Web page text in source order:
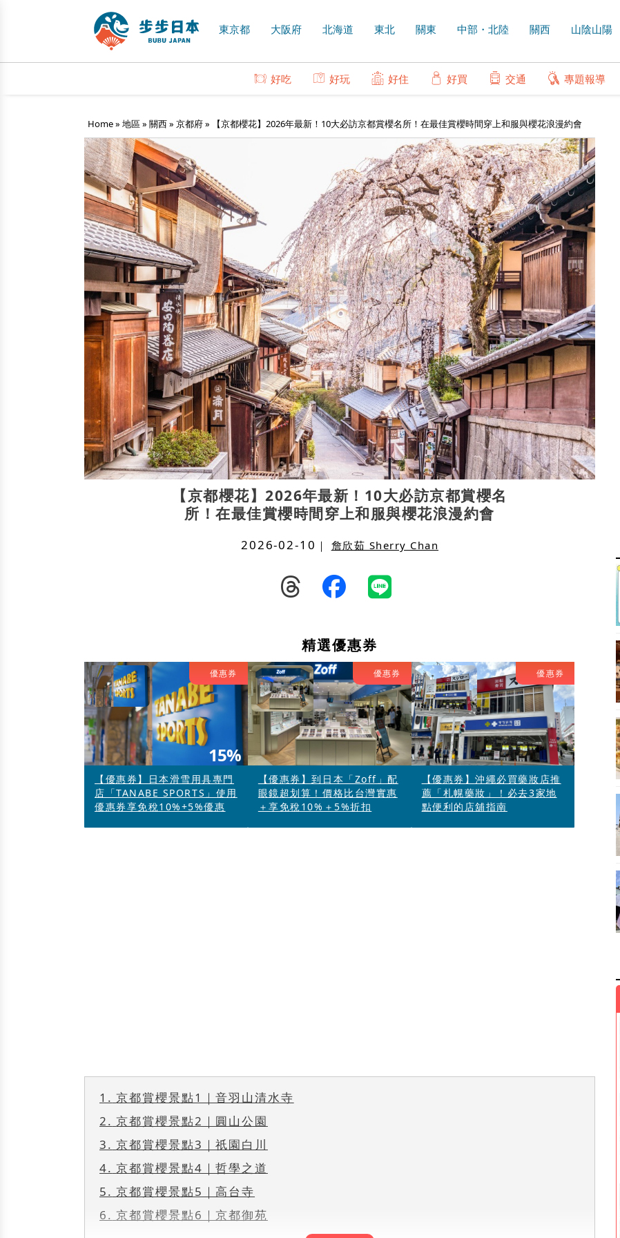
東京都 大阪府 北海道 東北 關東 中部・北陸 關西 山陰山陽
好吃 好玩 好住 好買 交通 專題報導
Home» 地區» 關西» 京都府» 【京都櫻花】2026年最新！10大必訪京都賞櫻名所！在最佳賞櫻時間穿上和服與櫻花浪漫約會
【京都櫻花】2026年最新！10大必訪京都賞櫻名
所！在最佳賞櫻時間穿上和服與櫻花浪漫約會
2026-02-10 ｜ 詹欣茹 Sherry Chan
精選優惠券
15%
優惠券
【優惠券】日本滑雪用具專門
店「TANABE SPORTS」使用
優惠券享免稅10%+5%優惠
優惠券
【優惠券】到日本「Zoff」配
眼鏡超划算！價格比台灣實惠
＋享免稅10%＋5%折扣
優惠券
【優惠券】沖繩必買藥妝店推
薦「札幌藥妝」！必去3家地
點便利的店舖指南
1. 京都賞櫻景點1｜音羽山清水寺
2. 京都賞櫻景點2｜圓山公園
3. 京都賞櫻景點3｜祇園白川
4. 京都賞櫻景點4｜哲學之道
5. 京都賞櫻景點5｜高台寺
6. 京都賞櫻景點6｜京都御苑